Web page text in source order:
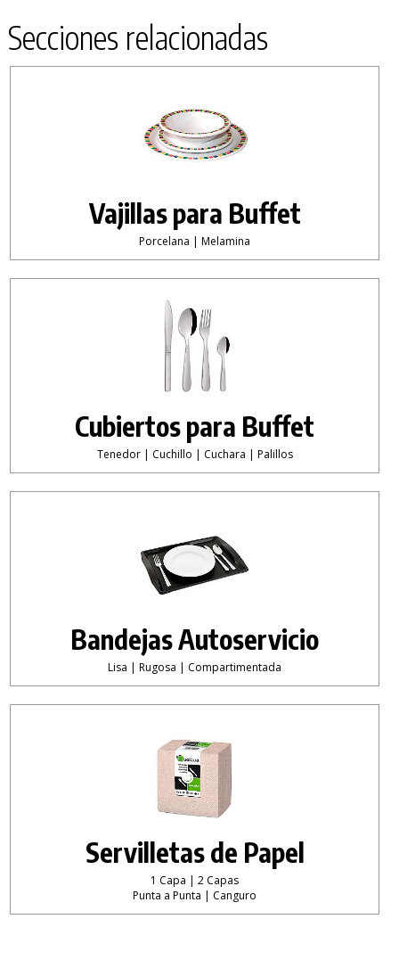
Secciones relacionadas
Vajillas para Buffet
Porcelana | Melamina
Cubiertos para Buffet
Tenedor | Cuchillo | Cuchara | Palillos
Bandejas Autoservicio
Lisa | Rugosa | Compartimentada
Servilletas de Papel
1 Capa | 2 Capas
Punta a Punta | Canguro